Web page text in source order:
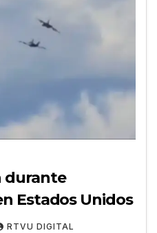
durante
Estados Unidos
RTVU DIGITAL